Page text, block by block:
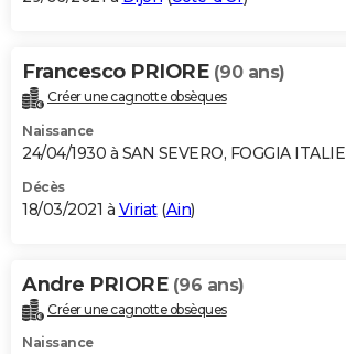
Francesco PRIORE (90 ans)
Créer une cagnotte obsèques
Naissance
24/04/1930 à SAN SEVERO, FOGGIA ITALIE
Décès
18/03/2021 à Viriat(Ain)
Andre PRIORE (96 ans)
Créer une cagnotte obsèques
Naissance